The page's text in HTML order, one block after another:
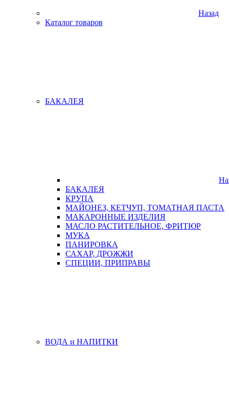
Назад
Каталог товаров
БАКАЛЕЯ
БАКАЛЕЯ
КРУПА
МАЙОНЕЗ, КЕТЧУП, ТОМАТНАЯ ПАСТА
МАКАРОННЫЕ ИЗДЕЛИЯ
МАСЛО РАСТИТЕЛЬНОЕ, ФРИТЮР
МУКА
ПАНИРОВКА
САХАР, ДРОЖЖИ
СПЕЦИИ, ПРИПРАВЫ
ВОДА и НАПИТКИ